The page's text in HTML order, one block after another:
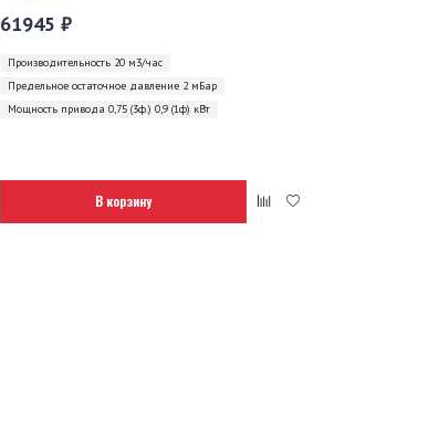
61945 ₽
Производительность 20 м3/час
Предельное остаточное давление 2 мБар
Мощность привода 0,75 (3ф.) 0,9 (1ф) кВт
В корзину